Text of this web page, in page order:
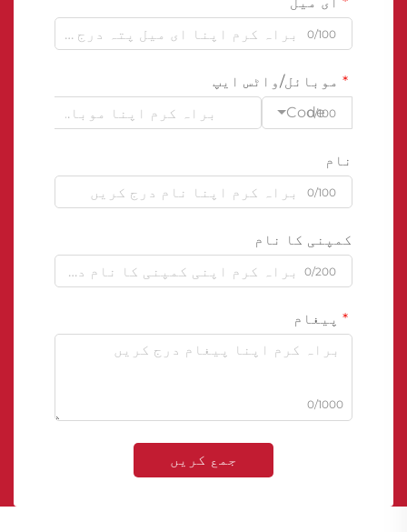
0/100
موبائل/واٹس ایپ
Code
0/100
نام
0/100
کمپنی کا نام
0/200
پیغام
0/1000
جمع کریں